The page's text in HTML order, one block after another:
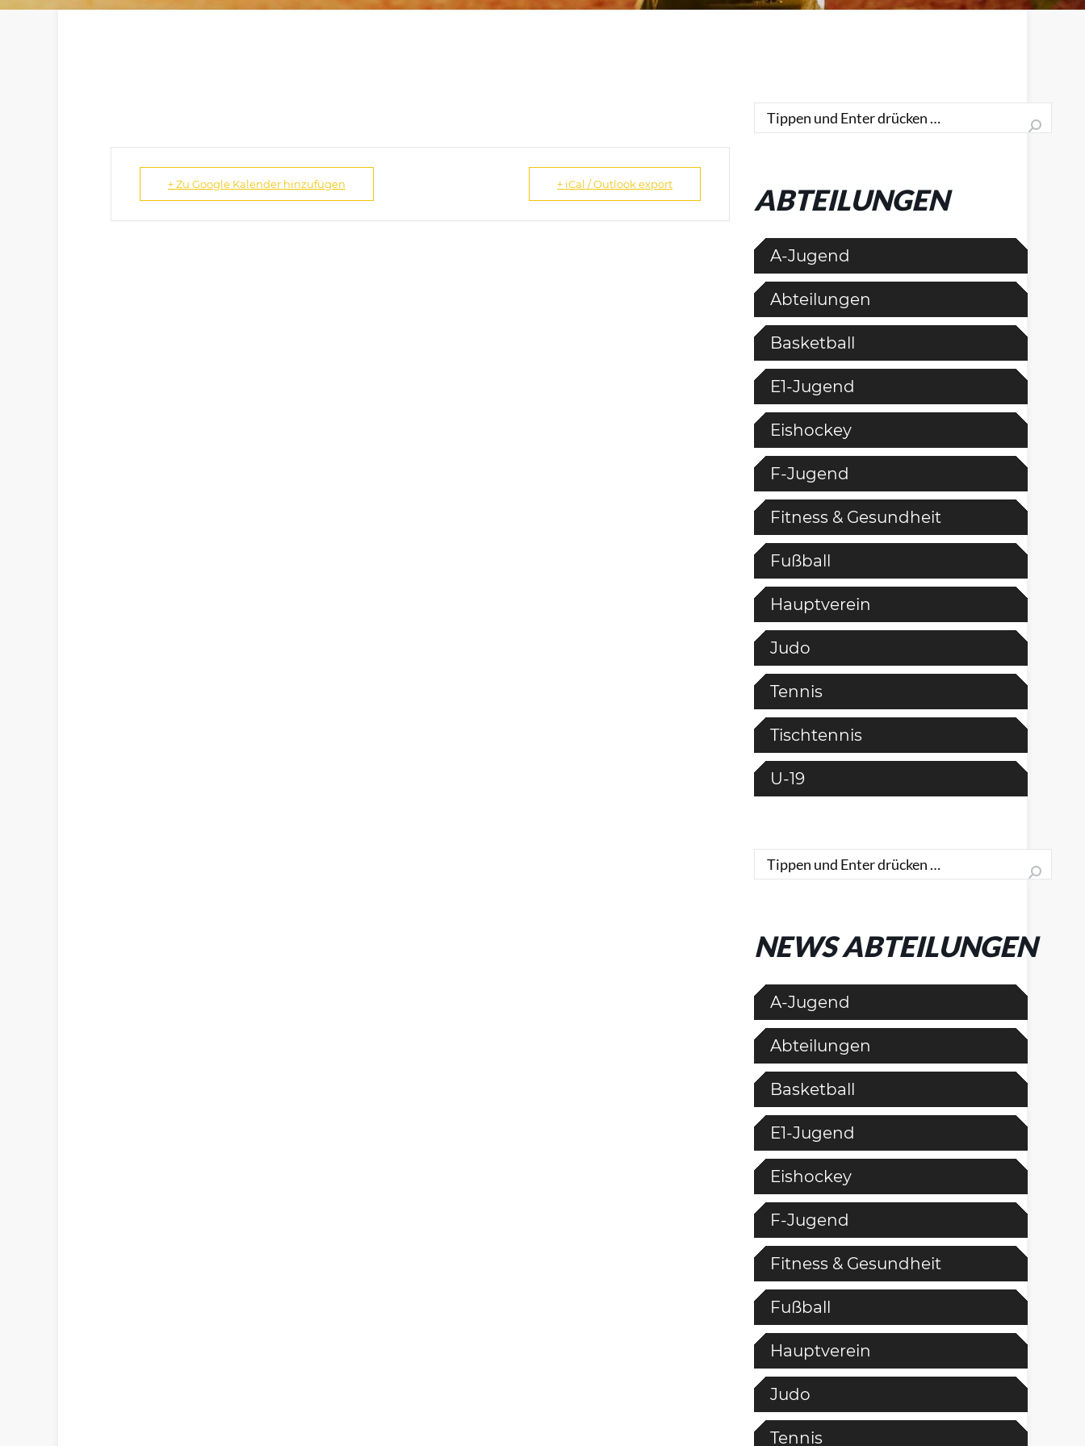
+ Zu Google Kalender hinzufügen + iCal / Outlook export
Search:
ABTEILUNGEN
A-Jugend
Abteilungen
Basketball
E1-Jugend
Eishockey
F-Jugend
Fitness & Gesundheit
Fußball
Hauptverein
Judo
Tennis
Tischtennis
U-19
Search:
NEWS ABTEILUNGEN
A-Jugend
Abteilungen
Basketball
E1-Jugend
Eishockey
F-Jugend
Fitness & Gesundheit
Fußball
Hauptverein
Judo
Tennis